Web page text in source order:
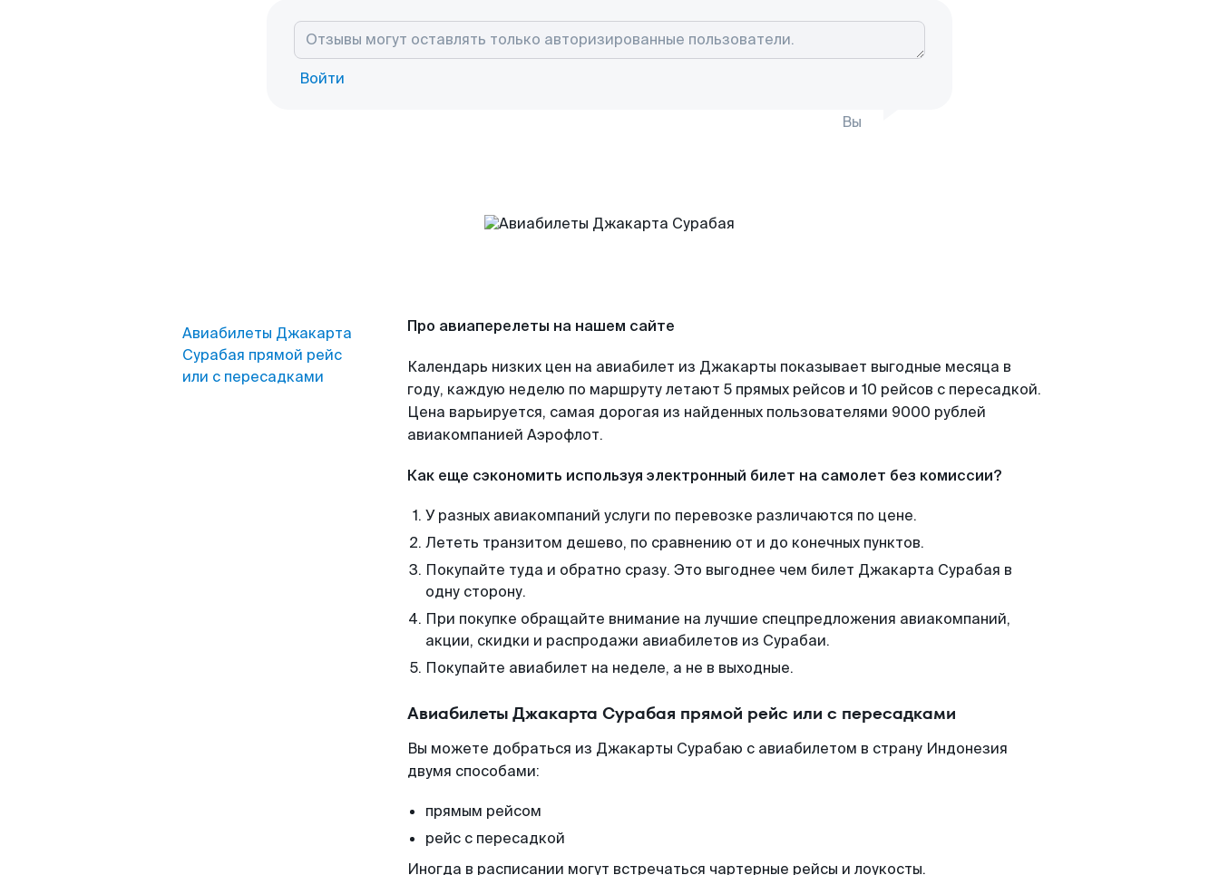
Войти
Вы
Авиабилеты Джакарта
Сурабая прямой рейс
или с пересадками
Про авиаперелеты на нашем сайте
Календарь низких цен на авиабилет из Джакарты показывает выгодные месяца в
году, каждую неделю по маршруту летают 5 прямых рейсов и 10 рейсов с пересадкой.
Цена варьируется, самая дорогая из найденных пользователями 9000 рублей
авиакомпанией Аэрофлот.
Как еще сэкономить используя электронный билет на самолет без комиссии?
У разных авиакомпаний услуги по перевозке различаются по цене.
Лететь транзитом дешево, по сравнению от и до конечных пунктов.
Покупайте туда и обратно сразу. Это выгоднее чем билет Джакарта Сурабая в
одну сторону.
При покупке обращайте внимание на лучшие спецпредложения авиакомпаний,
акции, скидки и распродажи авиабилетов из Сурабаи.
Покупайте авиабилет на неделе, а не в выходные.
Авиабилеты Джакарта Сурабая прямой рейс или с пересадками
Вы можете добраться из Джакарты Сурабаю с авиабилетом в страну Индонезия
двумя способами:
прямым рейсом
рейс с пересадкой
Иногда в расписании могут встречаться чартерные рейсы и лоукосты.